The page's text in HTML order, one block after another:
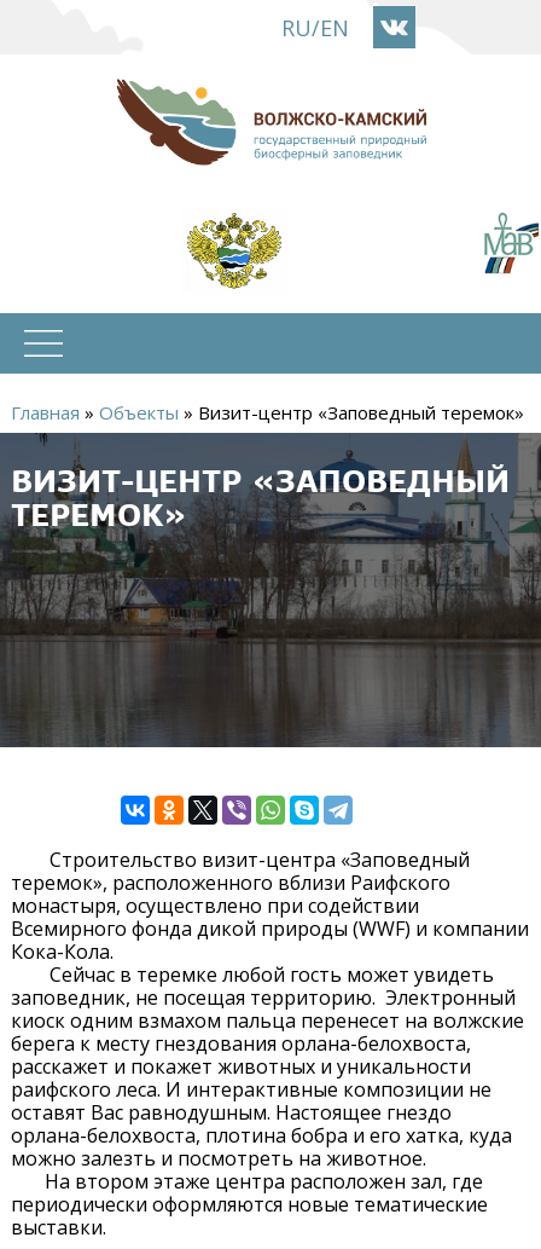
основному
содержанию
RU/EN
Вы
здесь
Главная » Объекты » Визит-центр «Заповедный теремок»
ВИЗИТ-ЦЕНТР «ЗАПОВЕДНЫЙ
ТЕРЕМОК»
Строительство визит-центра «Заповедный
теремок», расположенного вблизи Раифского
монастыря, осуществлено при содействии
Всемирного фонда дикой природы (WWF) и компании
Кока-Кола.
Сейчас в теремке любой гость может увидеть
заповедник, не посещая территорию. Электронный
киоск одним взмахом пальца перенесет на волжские
берега к месту гнездования орлана-белохвоста,
расскажет и покажет животных и уникальности
раифского леса. И интерактивные композиции не
оставят Вас равнодушным. Настоящее гнездо
орлана-белохвоста, плотина бобра и его хатка, куда
можно залезть и посмотреть на животное.
На втором этаже центра расположен зал, где
периодически оформляются новые тематические
выставки.